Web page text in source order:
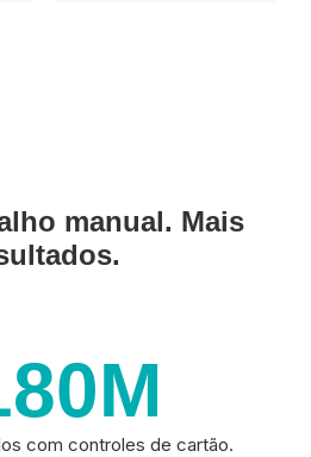
manual. Mais
M
com controles de cartão.